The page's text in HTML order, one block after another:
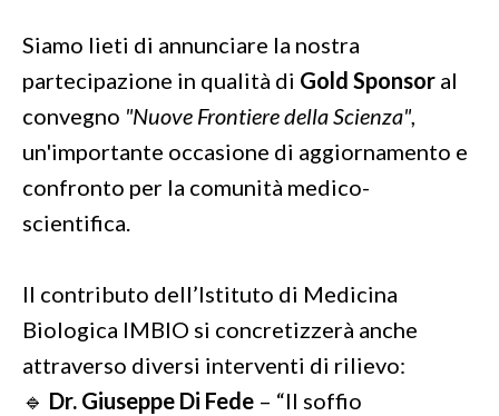
Siamo lieti di annunciare la nostra
partecipazione in qualità di Gold Sponsor al
convegno "Nuove Frontiere della Scienza",
un'importante occasione di aggiornamento e
confronto per la comunità medico-
scientifica.
Il contributo dell’Istituto di Medicina
Biologica IMBIO si concretizzerà anche
attraverso diversi interventi di rilievo:
🔹 Dr. Giuseppe Di Fede – “Il soffio